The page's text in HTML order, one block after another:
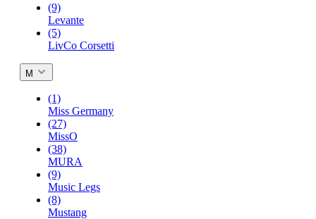
(9)
Levante
(5)
LivCo Corsetti
M
(1)
Miss Germany
(27)
MissO
(38)
MURA
(9)
Music Legs
(8)
Mustang